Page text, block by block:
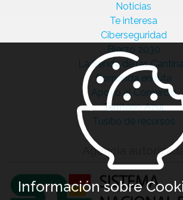
Noticias
Te interesa
Ciberseguridad
Bierzo 2030
La Senda de las
Comanda en ruta
Apoyo al Comercio
Territorio Azul
Tusitio de recursos
Agencia autorizada
Información sobre